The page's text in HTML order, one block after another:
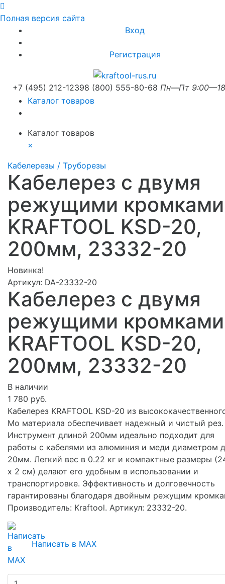
Полная версия сайта
Вход
Регистрация
+7 (495) 212-12398 (800) 555-80-68 Пн—Пт
Каталог товаров
Каталог товаров
×
Кабелерезы / Труборезы
Кабелерез с двумя
режущими кромками
KRAFTOOL KSD-20,
200мм, 23332-20
Новинка!
Артикул: DA-23332-20
Кабелерез с двумя
режущими кромками
KRAFTOOL KSD-20,
200мм, 23332-20
В наличии
1 780 руб.
Кабелерез KRAFTOOL KSD-20 из
Mo материала обеспечивает надежный и чистый рез.
Инструмент длиной 200мм идеально подходит для
работы с кабелями из алюминия и меди диаметром
20мм. Легкий вес в 0.22 кг и компактные размеры
х 2 см) делают его удобным в использовании и
транспортировке. Эффективность и долговечность
гарантированы благодаря двойным режущим
Производитель: Kraftool. Артикул: 23332-20.
Написать в MAX